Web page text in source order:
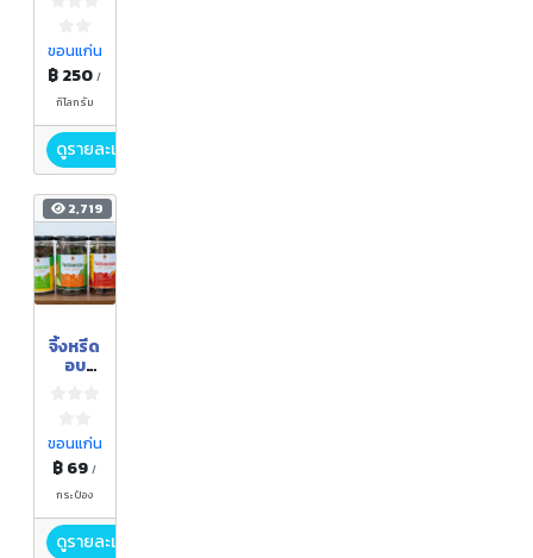
แห้ง)
ขอนแก่น
฿ 250/
กิโลกรัม
ดูรายละเอียด
2,719
จิ้งหรีด
อบ
y
Crick
et
ขอนแก่น
฿ 69/
กระป๋อง
ดูรายละเอียด